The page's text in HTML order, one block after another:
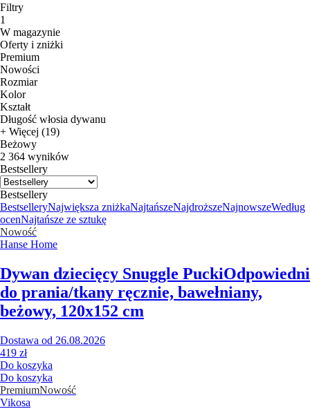
Filtry
1
W magazynie
Oferty i zniżki
Premium
Nowości
Rozmiar
Kolor
Kształt
Długość włosia dywanu
+ Więcej (19)
Beżowy
2 364 wyników
Bestsellery
Bestsellery
BestselleryNajwiększa zniżkaNajtańszeNajdroższeNajnowszeWedług
ocenNajtańsze ze sztukę
Nowość
Hanse Home
Dywan dziecięcy Snuggle PuckiOdpowiedni
do prania/tkany ręcznie, bawełniany,
beżowy, 120x152 cm
Dostawa od 26.08.2026
419 zł
Do koszyka
Do koszyka
PremiumNowość
Vikosa